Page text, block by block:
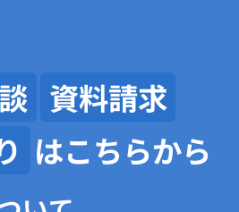
資料請求
はこちらから